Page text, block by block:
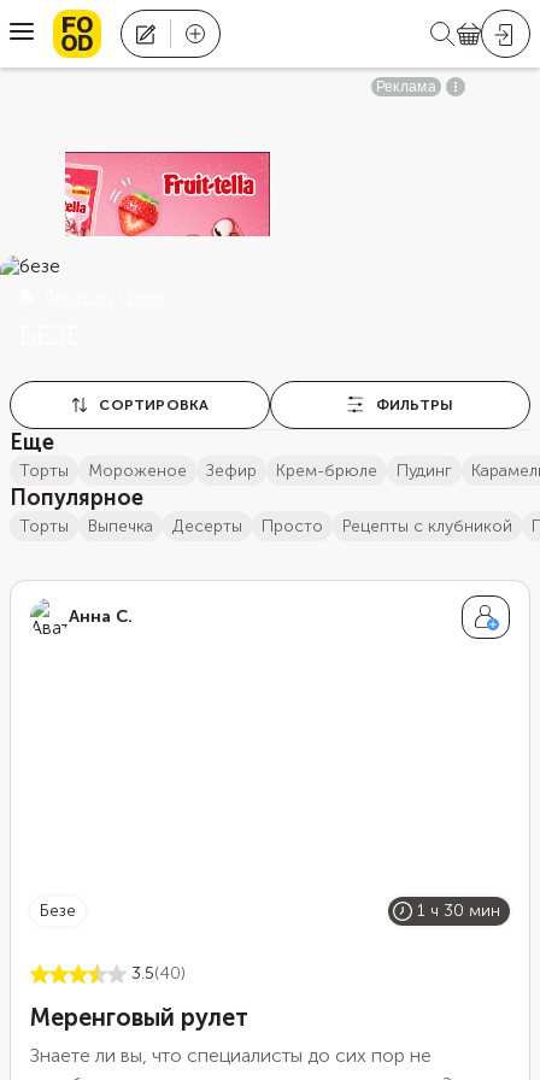
СОРТИРОВКА ФИЛЬТРЫ
Еще
торты мороженое зефир Крем-брюле пудинг
Популярное
торты выпечка десерты просто Рецепты с клубникой
Анна С.
безе 1 ч 30 мин
3.5(40)
Меренговый рулет
Знаете ли вы, что специалисты до сих пор не